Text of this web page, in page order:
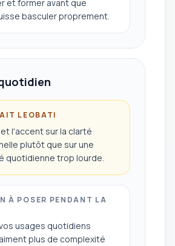
et former avant que
basculer proprement.
LEOBATI
l'accent sur la clarté
plutôt que sur une
quotidienne trop lourde.
À POSER PENDANT LA
usages quotidiens
plus de complexité